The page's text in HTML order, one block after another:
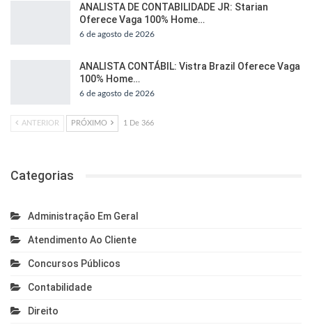
ANALISTA DE CONTABILIDADE JR: Starian
Oferece Vaga 100% Home…
6 de agosto de 2026
ANALISTA CONTÁBIL: Vistra Brazil Oferece Vaga
100% Home…
6 de agosto de 2026
ANTERIOR PRÓXIMO 1 De 366
Categorias
Administração Em Geral
Atendimento Ao Cliente
Concursos Públicos
Contabilidade
Direito